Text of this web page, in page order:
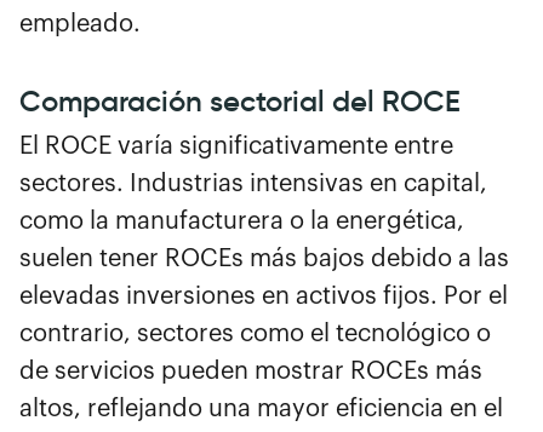
empleado.
Comparación sectorial del ROCE
El ROCE varía significativamente entre
sectores. Industrias intensivas en capital,
como la manufacturera o la energética,
suelen tener ROCEs más bajos debido a las
elevadas inversiones en activos fijos. Por el
contrario, sectores como el tecnológico o
de servicios pueden mostrar ROCEs más
altos, reflejando una mayor eficiencia en el